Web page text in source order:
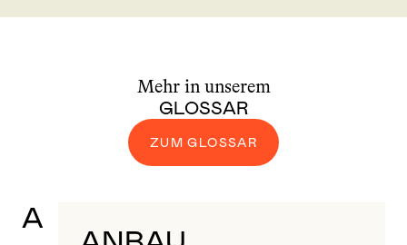
Mehr in unserem
GLOSSAR
ZUM GLOSSAR
A